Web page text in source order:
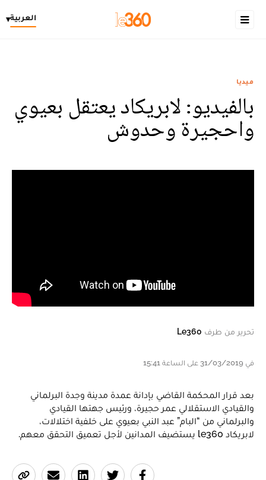
العربية▾
ميديا
بالفيديو: لابريكاد يعتقل بعيوي
واحجيرة وحدوش
تحرير من طرف Le360
في 31/03/2019 على الساعة 15:41
بعد قرار المحكمة القاضي بإدانة عمدة مدينة وجدة البرلماني
والقيادي الاستقلالي عمر حجيرة، ورئيس جهتها القيادي
والبرلماني من “البام” عبد النبي بعيوي على خلفية اختلالات،
لابريكاد le360 يستضيف المدانين لأجل تعميق التحقق معهم.